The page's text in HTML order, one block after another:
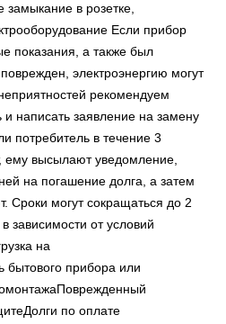
замыкание в розетке,
Если прибор
показания, а также был
электроэнергию могут
рекомендуем
и написать заявление на замену
потребитель в течение 3
ему высылают уведомление,
на погашение долга, а затем
Сроки могут сокращаться до 2
зависимости от условий
на
бытового прибора или
по оплате